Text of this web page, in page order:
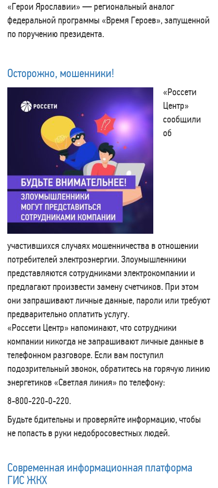
«Герои Ярославии» — региональный аналог
федеральной программы «Время Героев», запущенной
по поручению президента.
Осторожно, мошенники!
«Россети
Центр»
сообщили
об
участившихся случаях мошенничества в отношении
потребителей электроэнергии. Злоумышленники
представляются сотрудниками электрокомпании и
предлагают произвести замену счетчиков. При этом
они запрашивают личные данные, пароли или требуют
предварительно оплатить услугу.
«Россети Центр» напоминают, что сотрудники
компании никогда не запрашивают личные данные в
телефонном разговоре. Если вам поступил
подозрительный звонок, обратитесь на горячую линию
энергетиков «Светлая линия» по телефону:
8-800-220-0-220.
Будьте бдительны и проверяйте информацию, чтобы
не попасть в руки недобросовестных людей.
Современная информационная платформа
ГИС ЖКХ